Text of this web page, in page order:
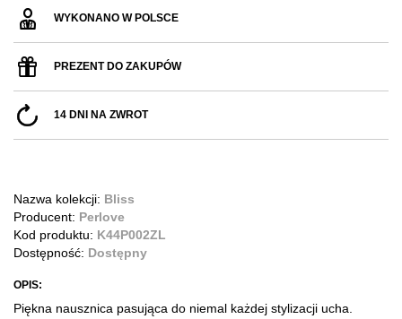
WYKONANO W POLSCE
PREZENT DO ZAKUPÓW
14 DNI NA ZWROT
Nazwa kolekcji: Bliss
Producent: Perlove
Kod produktu: K44P002ZL
Dostępność: Dostępny
OPIS:
Piękna nausznica pasująca do niemal każdej stylizacji ucha.